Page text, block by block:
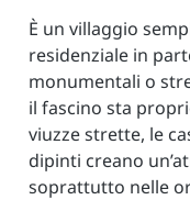
È un villaggio
residenziale in
monumentali o
il fascino sta
viuzze strette, le
dipinti creano
soprattutto nelle